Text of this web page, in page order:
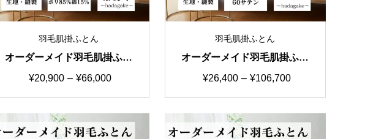
羽毛肌掛ふとん
オーダーメイド羽毛肌掛ふと
ん 特価①生地TTC シング
¥20,900 – ¥66,000
価
帯:
¥20,900
羽毛肌掛ふとん
オーダーメイド羽毛肌掛ふと
ん 特価②生地60サテン シ
¥26,400 – ¥106,700
価
帯:
¥26,400